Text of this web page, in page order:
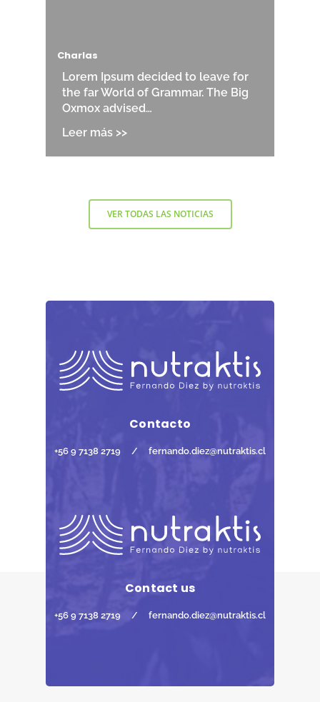
Charlas
Lorem Ipsum decided to leave for
the far World of Grammar. The Big
Oxmox advised…
VER TODAS LAS NOTICIAS
Contacto
+56 9 7138 2719 / fernando.diez@nutraktis.cl
Contact us
+56 9 7138 2719 / fernando.diez@nutraktis.cl